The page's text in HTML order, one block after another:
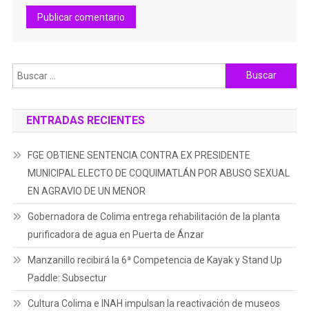
Buscar:
ENTRADAS RECIENTES
FGE OBTIENE SENTENCIA CONTRA EX PRESIDENTE
MUNICIPAL ELECTO DE COQUIMATLÁN POR ABUSO SEXUAL
EN AGRAVIO DE UN MENOR
Gobernadora de Colima entrega rehabilitación de la planta
purificadora de agua en Puerta de Ánzar
Manzanillo recibirá la 6ª Competencia de Kayak y Stand Up
Paddle: Subsectur
Cultura Colima e INAH impulsan la reactivación de museos